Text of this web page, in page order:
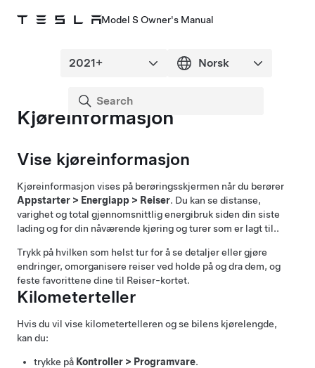
Model S Owner's Manual
Kjøreinformasjon
Vise kjøreinformasjon
Kjøreinformasjon vises på berøringsskjermen når du berører
Appstarter > Energiapp > Reiser. Du kan se distanse,
varighet og total gjennomsnittlig energibruk siden din siste
lading og for din nåværende kjøring og turer som er lagt til..
Trykk på hvilken som helst tur for å se detaljer eller gjøre
endringer, omorganisere reiser ved holde på og dra dem, og
feste favorittene dine til Reiser-kortet.
Kilometerteller
Hvis du vil vise kilometertelleren og se bilens kjørelengde,
kan du:
trykke på Kontroller > Programvare.